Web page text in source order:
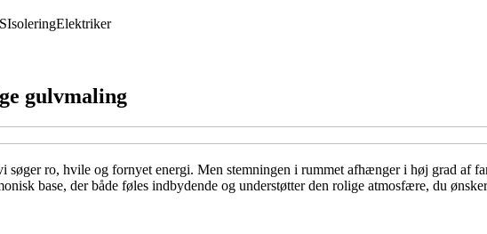
IsoleringElektriker
gulvmaling
søger ro, hvile og fornyet energi. Men stemningen i rummet afhænger i høj grad af
base, der både føles indbydende og understøtter den rolige atmosfære, du